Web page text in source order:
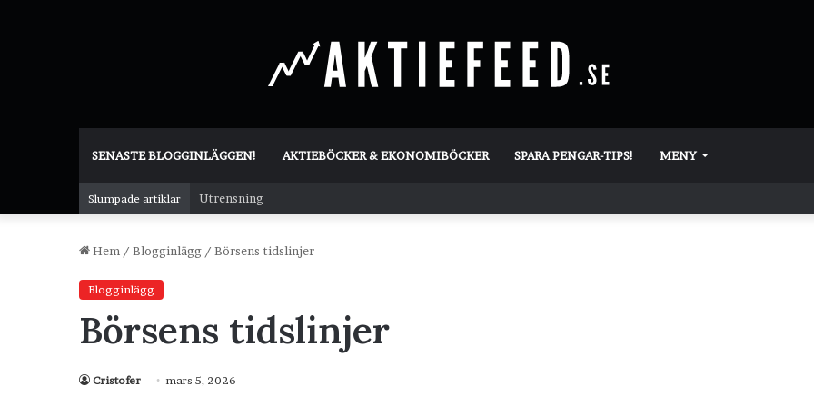
SENASTE BLOGGINLÄGGEN! AKTIEBÖCKER & EKONOMIBÖCKER SPARA PENGAR-TIPS! MENY
Slumpade artiklar Utrensning
Hem / Blogginlägg / Börsens tidslinjer
Blogginlägg
Börsens tidslinjer
Cristofer mars 5, 2026